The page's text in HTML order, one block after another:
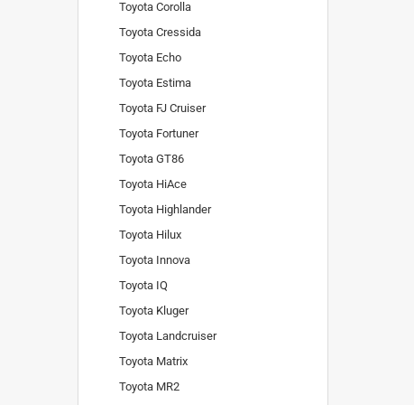
Toyota Corolla
Toyota Cressida
Toyota Echo
Toyota Estima
Toyota FJ Cruiser
Toyota Fortuner
Toyota GT86
Toyota HiAce
Toyota Highlander
Toyota Hilux
Toyota Innova
Toyota IQ
Toyota Kluger
Toyota Landcruiser
Toyota Matrix
Toyota MR2